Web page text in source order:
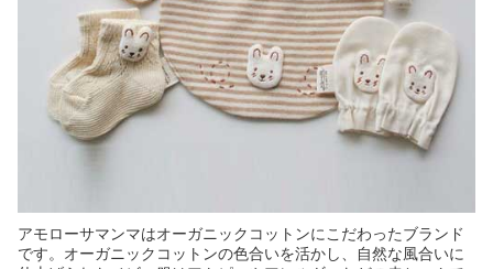
アモローサマンマはオーガニックコットンにこだわったブランド
です。オーガニックコットンの色合いを活かし、自然な風合いに